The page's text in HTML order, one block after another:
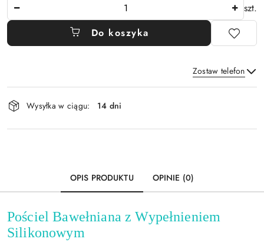
szt.
Do koszyka
Zostaw telefon
Dostępność
i
dostawa
Wysyłka w ciągu: 14 dni
OPIS PRODUKTU OPINIE (0)
Pościel Bawełniana z Wypełnieniem
Silikonowym